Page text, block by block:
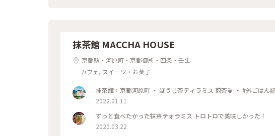
抹茶館 MACCHA HOUSE
京都駅・河原町・京都御所・四条・壬生
カフェ, スイーツ・お菓子
2022.01.11
ずっと食べたかった抹茶テォラミス トロトロで美味しかった！
2020.03.22